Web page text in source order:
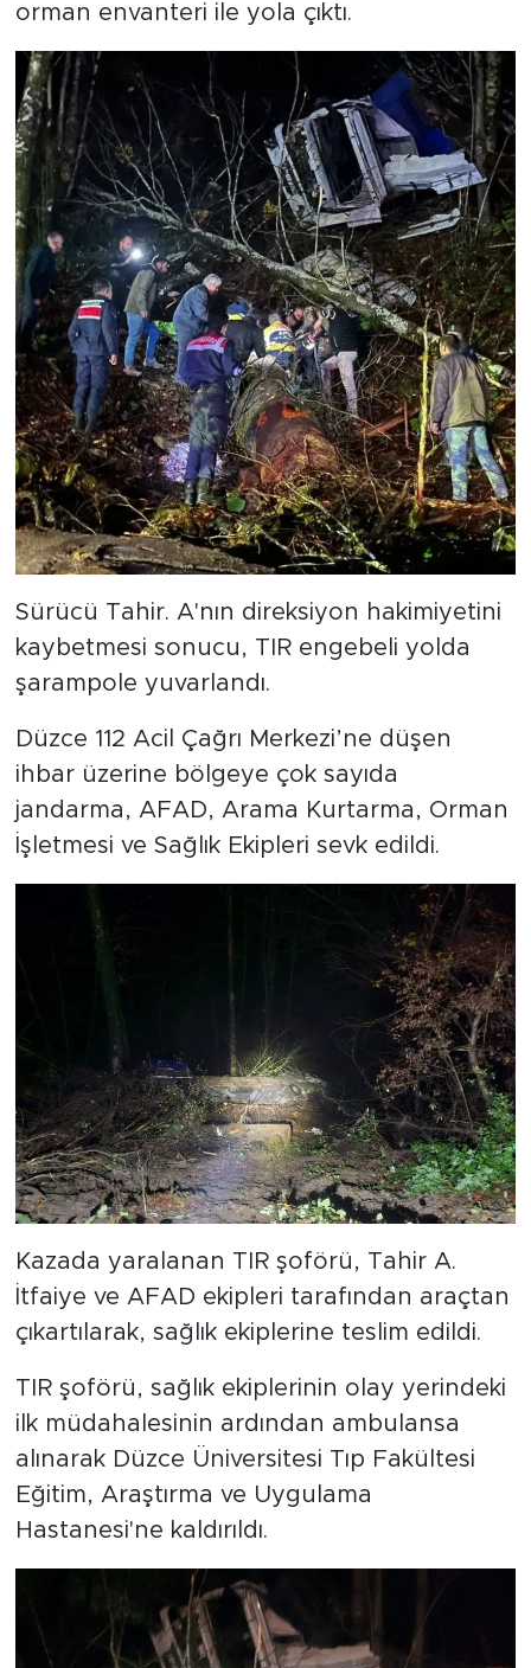
orman envanteri ile yola çıktı.
Sürücü Tahir. A'nın direksiyon hakimiyetini
kaybetmesi sonucu, TIR engebeli yolda
şarampole yuvarlandı.
Düzce 112 Acil Çağrı Merkezi’ne düşen
ihbar üzerine bölgeye çok sayıda
jandarma, AFAD, Arama Kurtarma, Orman
İşletmesi ve Sağlık Ekipleri sevk edildi.
Kazada yaralanan TIR şoförü, Tahir A.
İtfaiye ve AFAD ekipleri tarafından araçtan
çıkartılarak, sağlık ekiplerine teslim edildi.
TIR şoförü, sağlık ekiplerinin olay yerindeki
ilk müdahalesinin ardından ambulansa
alınarak Düzce Üniversitesi Tıp Fakültesi
Eğitim, Araştırma ve Uygulama
Hastanesi'ne kaldırıldı.